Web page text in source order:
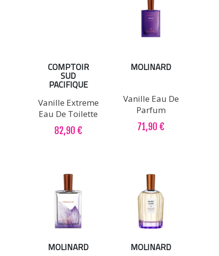
COMPTOIR
SUD
PACIFIQUE
Vanille Extreme
Eau De Toilette
82,90 €
MOLINARD
Vanille Eau De
Parfum
71,90 €
MOLINARD MOLINARD